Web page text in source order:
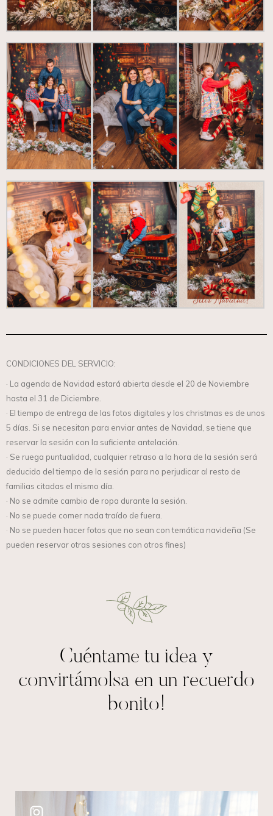
CONDICIONES DEL SERVICIO:
· La agenda de Navidad estará abierta desde el 20 de Noviembre
hasta el 31 de Diciembre.
· El tiempo de entrega de las fotos digitales y los christmas es de unos
5 días. Si se necesitan para enviar antes de Navidad, se tiene que
reservar la sesión con la suficiente antelación.
· Se ruega puntualidad, cualquier retraso a la hora de la sesión será
deducido del tiempo de la sesión para no perjudicar al resto de
familias citadas el mismo día.
· No se admite cambio de ropa durante la sesión.
· No se puede comer nada traído de fuera.
· No se pueden hacer fotos que no sean con temática navideña (Se
pueden reservar otras sesiones con otros fines)
Cuéntame tu idea y
convirtámolsa en un recuerdo
bonito!